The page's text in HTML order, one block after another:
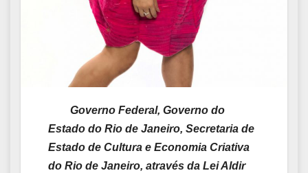
Governo Federal, Governo do
Estado do Rio de Janeiro, Secretaria de
Estado de Cultura e Economia Criativa
do Rio de Janeiro, através da Lei Aldir